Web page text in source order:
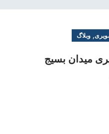
, وبلاگ
میدان بسیج